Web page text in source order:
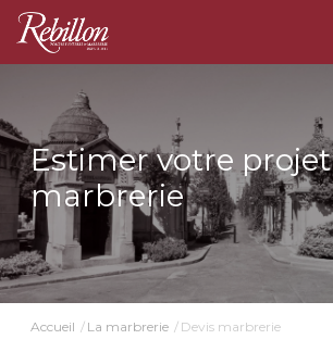
Estimer votre projet
marbrerie
Accueil La marbrerie Devis marbrerie